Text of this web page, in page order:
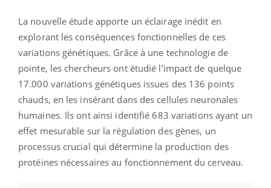
La nouvelle étude apporte un éclairage inédit en
explorant les conséquences fonctionnelles de ces
variations génétiques. Grâce à une technologie de
pointe, les chercheurs ont étudié l’impact de quelque
17.000 variations génétiques issues des 136 points
chauds, en les insérant dans des cellules neuronales
humaines. Ils ont ainsi identifié 683 variations ayant un
effet mesurable sur la régulation des gènes, un
processus crucial qui détermine la production des
protéines nécessaires au fonctionnement du cerveau.